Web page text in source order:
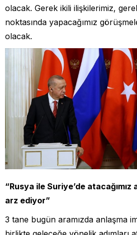
olacak. Gerek ikili ilişkilerimiz,
noktasında yapacağımız
olacak.
“Rusya ile Suriye’de atacağımız
arz ediyor”
3 tane bugün aramızda anlaşma